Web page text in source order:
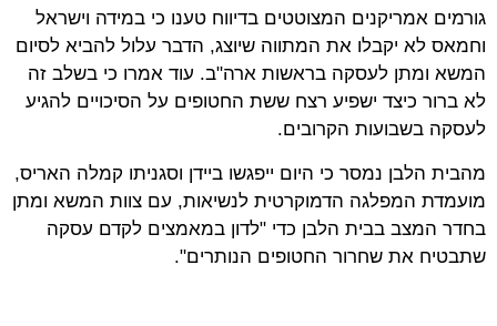
גורמים אמריקנים המצוטטים בדיווח טענו כי במידה וישראל
וחמאס לא יקבלו את המתווה שיוצג, הדבר עלול להביא לסיום
המשא ומתן לעסקה בראשות ארה"ב. עוד אמרו כי בשלב זה
לא ברור כיצד ישפיע רצח ששת החטופים על הסיכויים להגיע
לעסקה בשבועות הקרובים.
מהבית הלבן נמסר כי היום ייפגשו ביידן וסגניתו קמלה האריס,
מועמדת המפלגה הדמוקרטית לנשיאות, עם צוות המשא ומתן
בחדר המצב בבית הלבן כדי "לדון במאמצים לקדם עסקה
שתבטיח את שחרור החטופים הנותרים".